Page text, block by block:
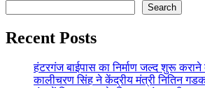
Search
Recent Posts
हंटरगंज बाईपास का निर्माण जल्द शुरू
कालीचरण सिंह ने केंद्रीय मंत्री नितिन